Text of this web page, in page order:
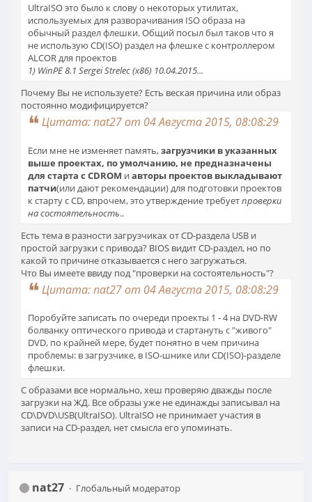
UltraISO это было к слову о некоторых утилитах,
используемых для разворачивания ISO образа на
обычный раздел флешки. Общий посыл был таков что я
не использую CD(ISO) раздел на флешке с контроллером
ALCOR для проектов
1) WinPE 8.1 Sergei Strelec (х86) 10.04.2015...
Почему Вы не используете? Есть веская причина или образ
постоянно модифицируется?
Цитата: nat27 от 04 Августа 2015, 08:08:29
Если мне не изменяет память,загрузчики в указанных
выше проектах, по умолчанию, не предназначены
для старта с CDROM и авторы проектов выкладывают
патчи(или дают рекомендации) для подготовки проектов
к старту с CD, впрочем, это утверждение требуетпроверки
на состоятельность..
Есть тема в разности загрузчиках от CD-раздела USB и
простой загрузки с привода? BIOS видит CD-раздел, но по
какой то причине отказывается с него загружаться.
Что Вы имеете ввиду под "проверки на состоятельность"?
Цитата: nat27 от 04 Августа 2015, 08:08:29
Поробуйте записать по очереди проекты 1 - 4 на DVD-RW
болванку оптического привода и стартануть с "живого"
DVD, по крайней мере, будет понятно в чем причина
проблемы: в загрузчике, в ISO-шнике или CD(ISO)-разделе
флешки.
С образами все нормально, хеш проверяю дважды после
загрузки на ЖД. Все образы уже не единажды записывал на
CD\DVD\USB(UltraISO). UltraISO не принимает участия в
записи на CD-раздел, нет смысла его упоминать.
nat27
Глобальный модератор